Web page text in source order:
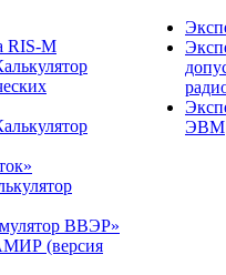
RIS-M
ВВЭР»
(версия
ЭВМ